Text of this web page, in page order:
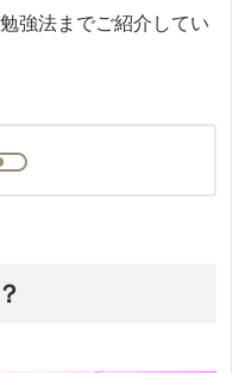
強法までご紹介してい